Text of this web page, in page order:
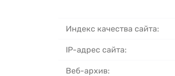
Индекс качества сайта:
IP-адрес сайта:
Веб-архив: